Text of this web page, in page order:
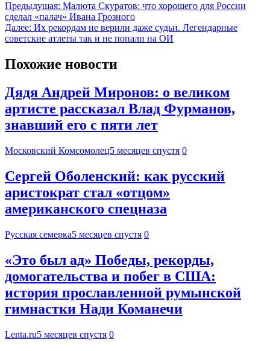
Предыдущая: Малюта Скуратов: что хорошего для России
сделал «палач» Ивана Грозного
Далее: Их рекордам не верили даже судьи. Легендарные
советские атлеты так и не попали на ОИ
Похожие новости
Дядя Андрей Миронов: о великом
артисте рассказал Влад Фурманов,
знавший его с пяти лет
Московский Комсомолец5 месяцев спустя 0
Сергей Оболенский: как русский
аристократ стал «отцом»
американского спецназа
Русская семерка5 месяцев спустя 0
«Это был ад» Победы, рекорды,
домогательства и побег в США:
история прославленной румынской
гимнастки Нади Команечи
Lenta.ru5 месяцев спустя 0